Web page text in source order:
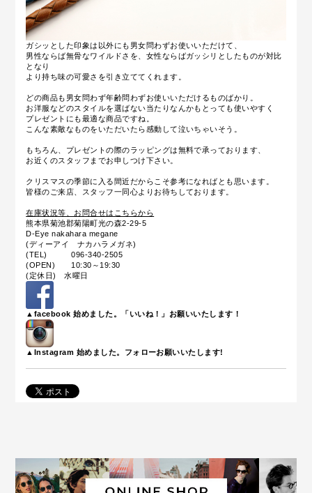
ガシッとした印象は以外にも男女問わずお使いいただけて、
男性ならば無骨なワイルドさを、女性ならばガッシリとしたものが対比
となり
より持ち味の可愛さを引き立ててくれます。
どの商品も男女問わず年齢問わずお使いいただけるものばかり。
お洋服などのスタイルを選ばない当たりなんかもとっても使いやすく
プレゼントにも最適な商品ですね。
こんな素敵なものをいただいたら感動して泣いちゃいそう。
もちろん、プレゼントの際のラッピングは無料で承っております、
お近くのスタッフまでお申しつけ下さい。
クリスマスの季節に入る間近だからこそ参考になればとも思います。
皆様のご来店、スタッフ一同心よりお待ちしております。
在庫状況等、お問合せはこちらから
熊本県菊池郡菊陽町光の森2-29-5
D-Eye nakahara megane
(ディーアイ ナカハラメガネ)
(TEL) 096-340-2505
(OPEN) 10:30～19:30
(定休日) 水曜日
▲facebook 始めました。「いいね！」お願いいたします！
▲Instagram 始めました。フォローお願いいたします!